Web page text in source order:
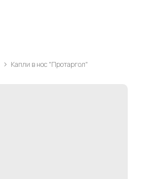
Капли в нос "Протаргол"